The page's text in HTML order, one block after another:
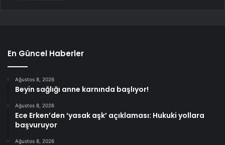
En Güncel Haberler
Ağustos 8, 2026
Beyin sağlığı anne karnında başlıyor!
Ağustos 8, 2026
Ece Erken’den ‘yasak aşk’ açıklaması: Hukuki yollara
başvuruyor
Ağustos 8, 2026